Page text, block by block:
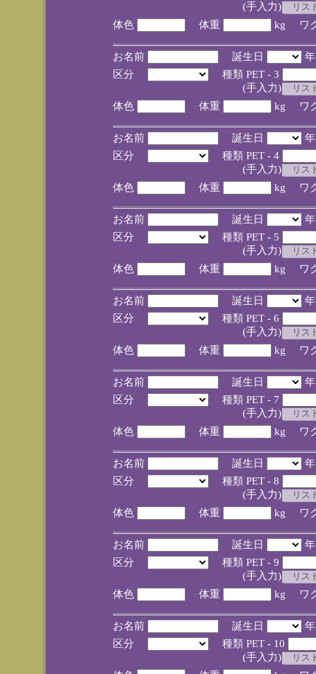
(手入力)
体色
体重 kg ワ
お名前 誕生日
区分
種類 PET - 3
(手入力)
体色
体重 kg ワ
お名前 誕生日
区分
種類 PET - 4
(手入力)
体色
体重 kg ワ
お名前 誕生日
区分
種類 PET - 5
(手入力)
体色
体重 kg ワ
お名前 誕生日
区分
種類 PET - 6
(手入力)
体色
体重 kg ワ
お名前 誕生日
区分
種類 PET - 7
(手入力)
体色
体重 kg ワ
お名前 誕生日
区分
種類 PET - 8
(手入力)
体色
体重 kg ワ
お名前 誕生日
区分
種類 PET - 9
(手入力)
体色
体重 kg ワ
お名前 誕生日
区分
種類 PET - 10
(手入力)